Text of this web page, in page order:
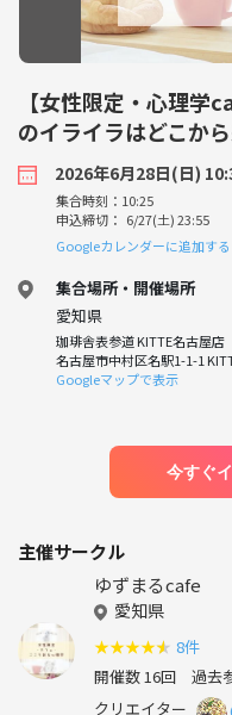
【女性限定・心理学
のイライラはどこか
2026年6月28日(日)
集合時刻：10:25
申込締切： 6/27(土) 23:55
Googleカレンダーに追加する
集合場所・開催場所
愛知県
珈琲舎表参道 KITTE名古屋店
名古屋市中村区名駅1-1-1
Googleマップで表示
今すぐ
主催サークル
ゆずまるcafe
愛知県
★★★★★ 8件
開催数 16回 過去
クリエイター